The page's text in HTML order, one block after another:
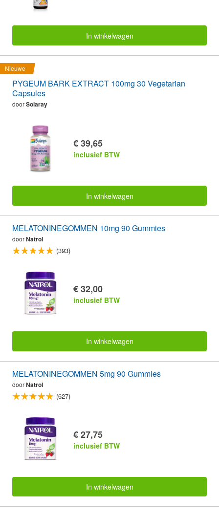
In winkelwagen
Nieuwe
PYGEUM BARK EXTRACT 100mg 30 Vegetarian
Capsules
doorSolaray
€ 39,65
inclusief BTW
In winkelwagen
MELATONINEGOMMEN 10mg 90 Gummies
doorNatrol
(393)
€ 32,00
inclusief BTW
In winkelwagen
MELATONINEGOMMEN 5mg 90 Gummies
doorNatrol
(627)
€ 27,75
inclusief BTW
In winkelwagen